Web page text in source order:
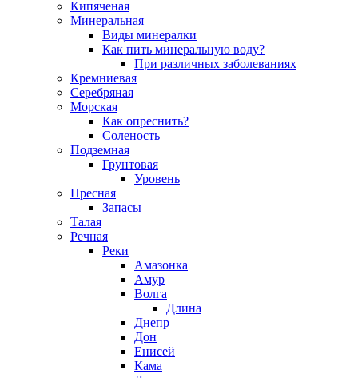
Кипяченая
Минеральная
Виды минералки
Как пить минеральную воду?
При различных заболеваниях
Кремниевая
Серебряная
Морская
Как опреснить?
Соленость
Подземная
Грунтовая
Уровень
Пресная
Запасы
Талая
Речная
Реки
Амазонка
Амур
Волга
Длина
Днепр
Дон
Енисей
Кама